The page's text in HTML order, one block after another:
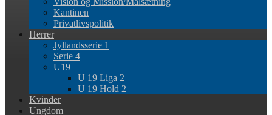
Kantinen
Privatlivspolitik
Herrer
Jyllandsserie 1
Serie 4
U19
U 19 Liga 2
U 19 Hold 2
Kvinder
Ungdom